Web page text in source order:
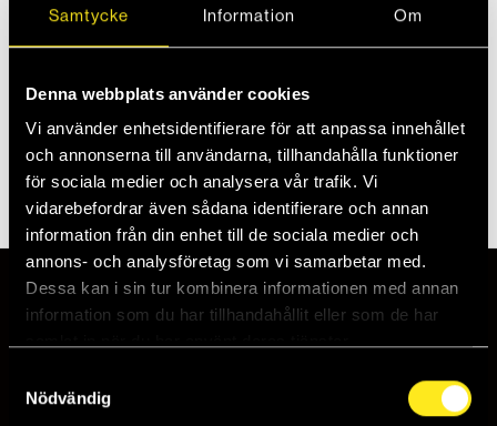
Samtycke Information Om
Denna webbplats använder cookies
Vi använder enhetsidentifierare för att anpassa innehållet
och annonserna till användarna, tillhandahålla funktioner
för sociala medier och analysera vår trafik. Vi
vidarebefordrar även sådana identifierare och annan
information från din enhet till de sociala medier och
annons- och analysföretag som vi samarbetar med.
Dessa kan i sin tur kombinera informationen med annan
information som du har tillhandahållit eller som de har
Nödvändig
Den breda svarta tygtejpen är en mångsidig och
tejpa hockeyklubbor med!
Beskrivning
POPULÄRA KATEGORIER
Howies Hockeytejp
Howies Skridskosnören